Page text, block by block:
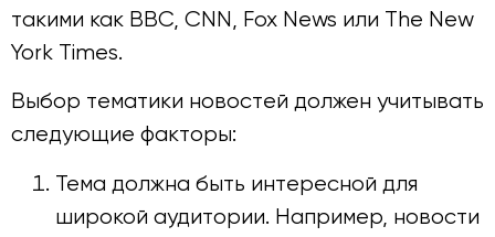
такими как BBC, CNN, Fox News или The New
York Times.
Выбор тематики новостей должен учитывать
следующие факторы:
Тема должна быть интересной для
широкой аудитории. Например, новости